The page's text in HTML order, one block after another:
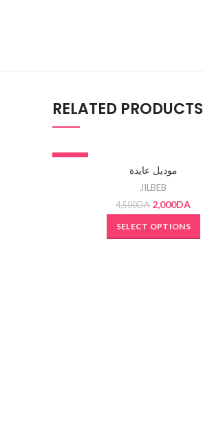
RELATED PRODUCTS
-56%
موديل عايدة
JILBEB
4,500DA 2,000DA
SELECT OPTIONS